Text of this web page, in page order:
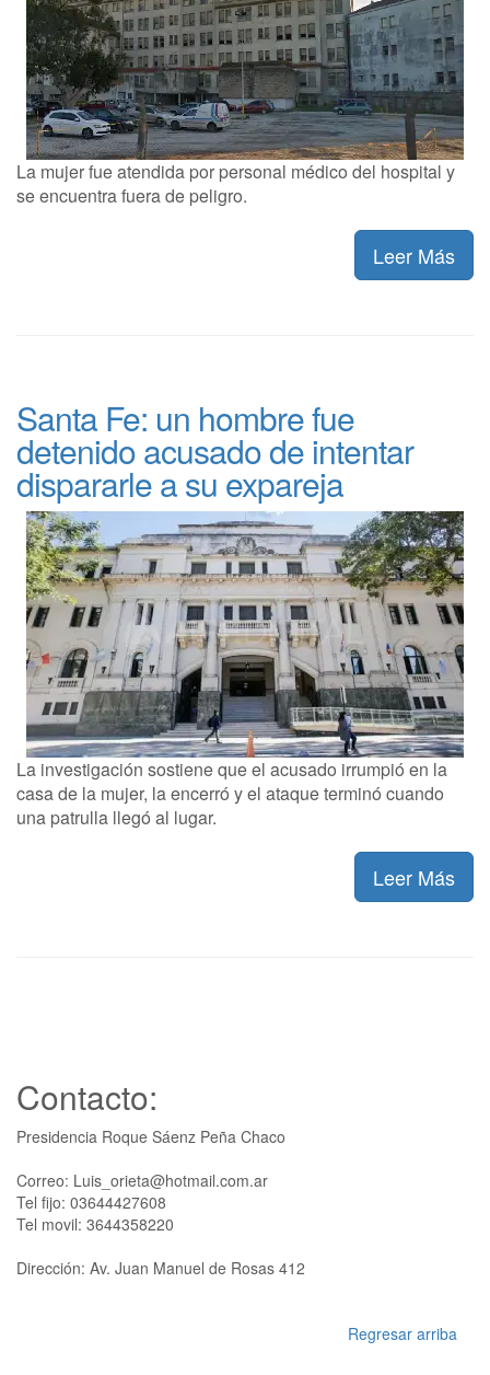
La mujer fue atendida por personal médico del hospital y
se encuentra fuera de peligro.
Leer Más
Santa Fe: un hombre fue
detenido acusado de intentar
dispararle a su expareja
La investigación sostiene que el acusado irrumpió en la
casa de la mujer, la encerró y el ataque terminó cuando
una patrulla llegó al lugar.
Leer Más
Contacto:
Presidencia Roque Sáenz Peña Chaco
Correo: Luis_orieta@hotmail.com.ar
Tel fijo: 03644427608
Tel movil: 3644358220
Dirección: Av. Juan Manuel de Rosas 412
Regresar arriba